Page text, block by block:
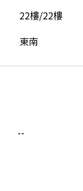
22樓/22樓
東南
--